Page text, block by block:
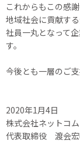
これからもこの感
地域社会に貢献す
社員一丸となって
す。
今後とも一層のご
2020年1月4日
株式会社ネットコム
代表取締役 渡会